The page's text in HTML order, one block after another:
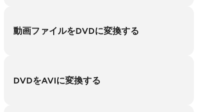
動画ファイルをDVDに変換する
DVDをAVIに変換する